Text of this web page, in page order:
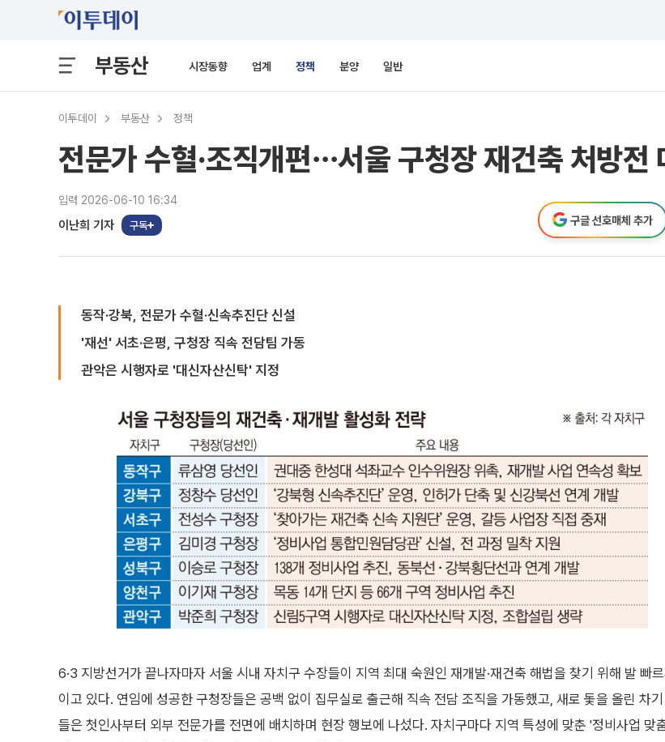
부동산 시장동향 업계 정책 분양 일반
이투데이 부동산 정책
전문가 수혈·조직개편⋯서울 구청장 재건축 처방전
입력 2026-06-10 16:34
이난희 기자 구독 구글 선호매체 추가
동작·강북, 전문가 수혈·신속추진단 신설
'재선' 서초·은평, 구청장 직속 전담팀 가동
관악은 시행자로 '대신자산신탁' 지정
6·3 지방선거가 끝나자마자 서울 시내 자치구 수장들이 지역 최대 숙원인 재개발·재건축 해법을 찾기 위해 발 빠
이고 있다. 연임에 성공한 구청장들은 공백 없이 집무실로 출근해 직속 전담 조직을 가동했고, 새로 돛을 올린 차
들은 첫인사부터 외부 전문가를 전면에 배치하며 현장 행보에 나섰다. 자치구마다 지역 특성에 맞춘 '정비사업 맞